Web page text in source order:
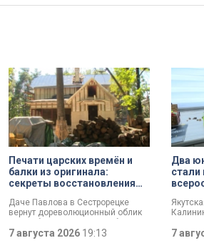
Печати царских времён и
балки из оригинала:
секреты восстановления
Даче Павлова в Сестрорецке
вернут дореволюционный облик
по особой программе «Рубль за
метр». Это льготная арендная
ставка, которая действует для
7 августа 2026 19:13
Два
стали
Два
7